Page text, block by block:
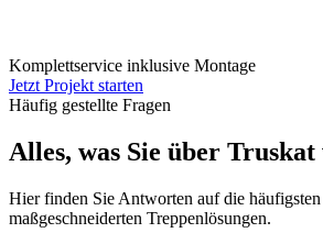
Komplettservice inklusive Montage
Jetzt Projekt starten
Häufig gestellte Fragen
Alles, was Sie über Truskat
Hier finden Sie Antworten auf die häufigsten
maßgeschneiderten Treppenlösungen.